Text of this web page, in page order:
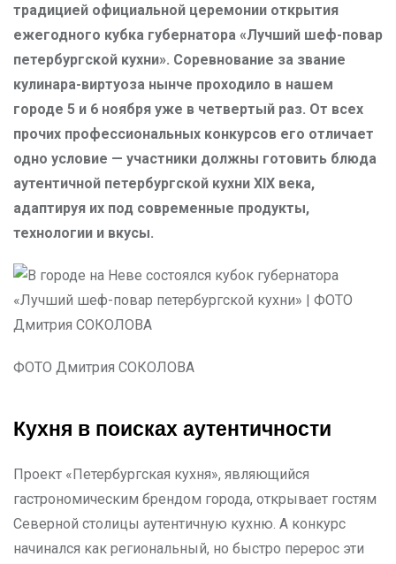
традицией официальной церемонии открытия
ежегодного кубка губернатора «Лучший шеф-повар
петербургской кухни». Соревнование за звание
кулинара-виртуоза нынче проходило в нашем
городе 5 и 6 ноября уже в четвертый раз. От всех
прочих профессиональных конкурсов его отличает
одно условие — участники должны готовить блюда
аутентичной петербургской кухни XIX века,
адаптируя их под современные продукты,
технологии и вкусы.
ФОТО Дмитрия СОКОЛОВА
Кухня в поисках аутентичности
Проект «Петербургская кухня», являющийся
гастрономическим брендом города, открывает гостям
Северной столицы аутентичную кухню. А конкурс
начинался как региональный, но быстро перерос эти